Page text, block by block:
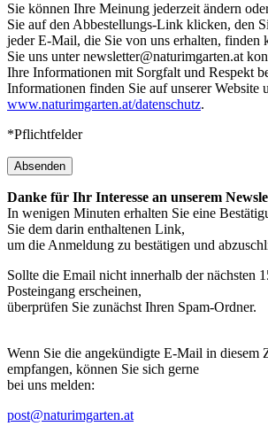
Sie können Ihre Meinung jederzeit ändern
Sie auf den Abbestellungs-Link klicken, den
jeder E-Mail, die Sie von uns erhalten, finden
Sie uns unter newsletter@naturimgarten.at
Ihre Informationen mit Sorgfalt und Respekt
Informationen finden Sie auf unserer Website
www.naturimgarten.at/datenschutz.
*Pflichtfelder
Absenden
Danke für Ihr Interesse an unserem
In wenigen Minuten erhalten Sie eine
Sie dem darin enthaltenen Link,
um die Anmeldung zu bestätigen und
Sollte die Email nicht innerhalb der nächsten
Posteingang erscheinen,
überprüfen Sie zunächst Ihren Spam-Ordner.
Wenn Sie die angekündigte E-Mail in diesem
empfangen, können Sie sich gerne
bei uns melden:
post@naturimgarten.at